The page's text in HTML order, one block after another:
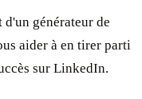
générateur de
aider à en tirer parti
sur LinkedIn.